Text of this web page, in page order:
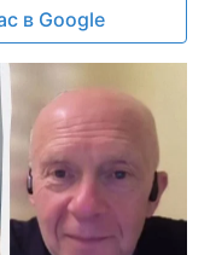
в Google